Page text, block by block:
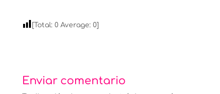
[Total: 0Average: 0]
Enviar comentario